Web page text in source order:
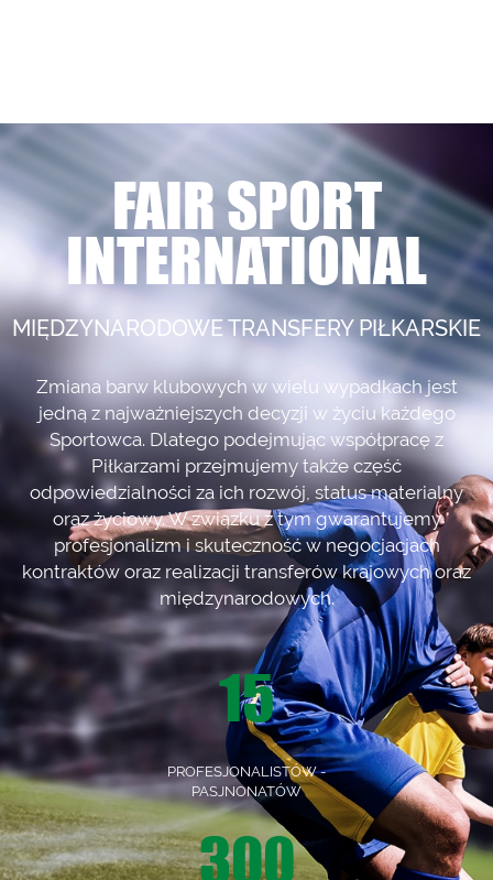
FAIR SPORT
INTERNATIONAL
MIĘDZYNARODOWE TRANSFERY PIŁKARSKIE
Zmiana barw klubowych w wielu wypadkach jest
jedną z najważniejszych decyzji w życiu każdego
Sportowca. Dlatego podejmując współpracę z
Piłkarzami przejmujemy także część
odpowiedzialności za ich rozwój, status materialny
oraz życiowy. W związku z tym gwarantujemy
profesjonalizm i skuteczność w negocjacjach
kontraktów oraz realizacji transferów krajowych oraz
międzynarodowych.
15
PROFESJONALISTÓW -
PASJNONATÓW
300